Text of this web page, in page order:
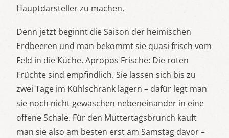
Hauptdarsteller zu machen.
Denn jetzt beginnt die Saison der heimischen
Erdbeeren und man bekommt sie quasi frisch vom
Feld in die Küche. Apropos Frische: Die roten
Früchte sind empfindlich. Sie lassen sich bis zu
zwei Tage im Kühlschrank lagern – dafür legt man
sie noch nicht gewaschen nebeneinander in eine
offene Schale. Für den Muttertagsbrunch kauft
man sie also am besten erst am Samstag davor –